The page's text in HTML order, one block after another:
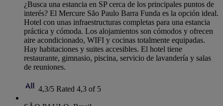
¿Busca una estancia en SP cerca de los principales puntos de
interés? El Mercure São Paulo Barra Funda es la opción ideal.
Hotel con unas infraestructuras completas para una estancia
práctica y cómoda. Los alojamientos son cómodos y ofrecen
aire acondicionado, WIFI y cocinas totalmente equipadas.
Hay habitaciones y suites accesibles. El hotel tiene
restaurante, gimnasio, piscina, servicio de lavandería y salas
de reuniones.
4,3/5 Rated 4,3 of 5